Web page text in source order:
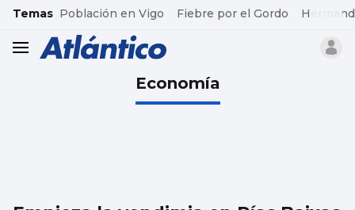
common.go-to-content
Temas Población en Vigo Fiebre por el Gordo
header.menu.open
Economía